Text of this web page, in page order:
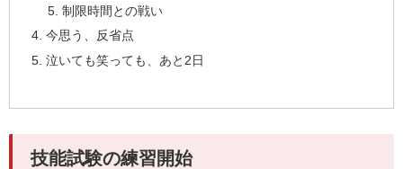
制限時間との戦い
今思う、反省点
泣いても笑っても、あと2日
技能試験の練習開始